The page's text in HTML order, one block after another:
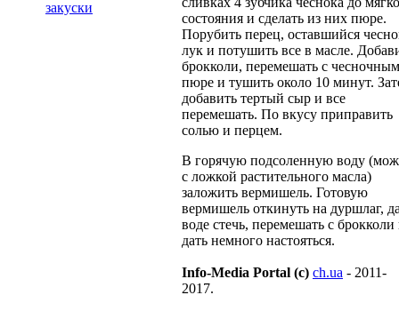
закуски
состояния и сделать из них пюре.
Порубить перец, оставшийся
лук и потушить все в масле.
брокколи, перемешать с чесночным
пюре и тушить около 10 минут.
добавить тертый сыр и все
перемешать. По вкусу приправить
солью и перцем.
В горячую подсоленную воду
с ложкой растительного масла)
заложить вермишель. Готовую
вермишель откинуть на дуршлаг,
воде стечь, перемешать с брокколи
дать немного настояться.
Info-Media Portal (c) ch.ua - 2011-
2017.